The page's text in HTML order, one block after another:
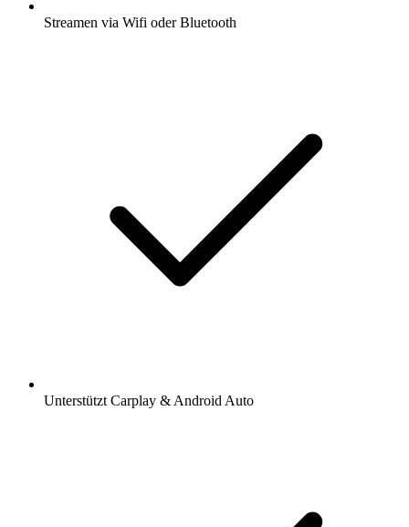
Streamen via Wifi oder Bluetooth
Unterstützt Carplay & Android Auto